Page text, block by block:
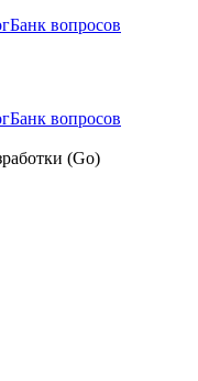
Банк вопросов
Банк вопросов
(Go)